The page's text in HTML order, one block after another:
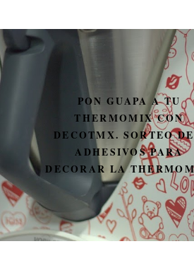
PON GUAPA A TU
THERMOMIX CON
DECOTMX. SORTEO DE 3
ADHESIVOS PARA
DECORAR LA THERMOMIX.